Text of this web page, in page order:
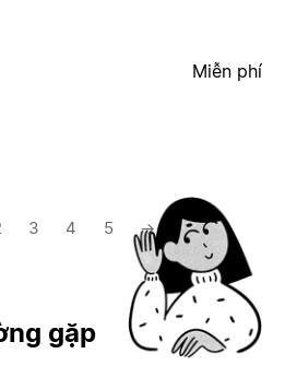
Miễn phí
3 4 5 →
gặp